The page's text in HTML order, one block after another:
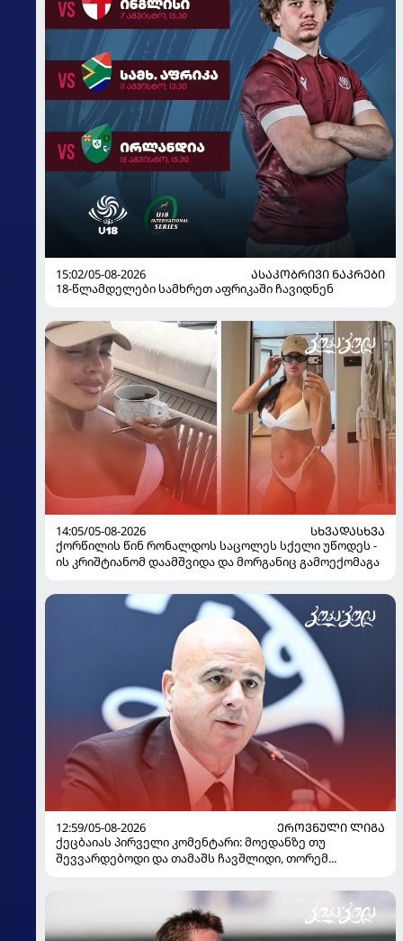
15:02/05-08-2026
ᲐᲡᲐᲙᲝᲑᲠᲘᲕᲘ ᲜᲐᲙᲠᲔᲑᲘ
18-წლამდელები სამხრეთ აფრიკაში ჩავიდნენ
14:05/05-08-2026
ᲡᲮᲕᲐᲓᲐᲡᲮᲕᲐ
ქორწილის წინ რონალდოს საცოლეს სქელი უწოდეს -
ის კრიშტიანომ დაამშვიდა და მორგანიც გამოექომაგა
12:59/05-08-2026
ᲔᲠᲝᲕᲜᲣᲚᲘ ᲚᲘᲒᲐ
ქეცბაიას პირველი კომენტარი: მოედანზე თუ
შევვარდებოდი და თამაშს ჩავშლიდი, თორემ...